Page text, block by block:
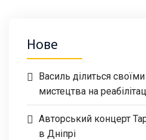
Нове
Василь ділиться
мистецтва на
Авторський концерт
в Дніпрі